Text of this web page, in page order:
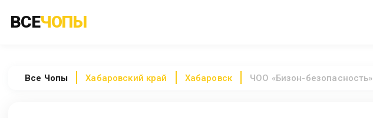
ВСЕЧОПЫ
Все Чопы Хабаровский край Хабаровск ЧОО «Бизон-безопасность»